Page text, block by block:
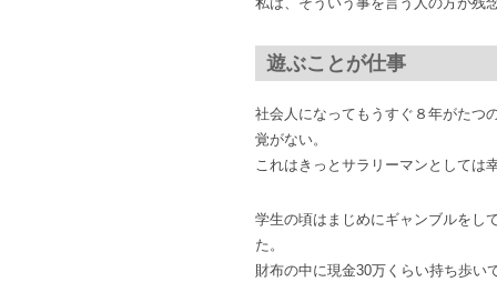
遊ぶことが仕事
社会人になってもうすぐ８年がたつ
覚がない。
これはきっとサラリーマンとしては
学生の頃はまじめにギャンブルをし
た。
財布の中に現金30万くらい持ち歩い